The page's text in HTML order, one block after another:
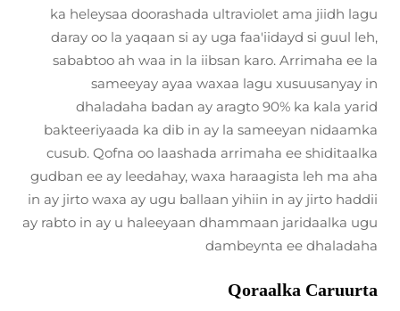
ka heleysaa doorashada ultraviolet ama jiidh lagu
daray oo la yaqaan si ay uga faa'iidayd si guul leh,
sababtoo ah waa in la iibsan karo. Arrimaha ee la
sameeyay ayaa waxaa lagu xusuusanyay in
dhaladaha badan ay aragto 90% ka kala yarid
bakteeriyaada ka dib in ay la sameeyan nidaamka
cusub. Qofna oo laashada arrimaha ee shiditaalka
gudban ee ay leedahay, waxa haraagista leh ma aha
in ay jirto waxa ay ugu ballaan yihiin in ay jirto haddii
ay rabto in ay u haleeyaan dhammaan jaridaalka ugu
dambeynta ee dhaladaha
Qoraalka Caruurta